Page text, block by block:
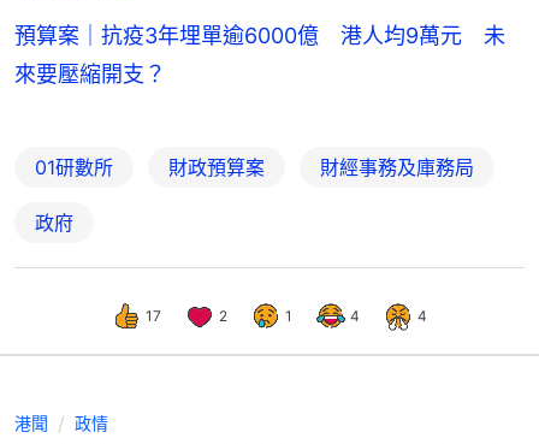
預算案｜抗疫3年埋單逾6000億 港人均9萬元 未
來要壓縮開支？
01研數所 財政預算案 財經事務及庫務局
政府
17 2 1 4 4
港聞 政情